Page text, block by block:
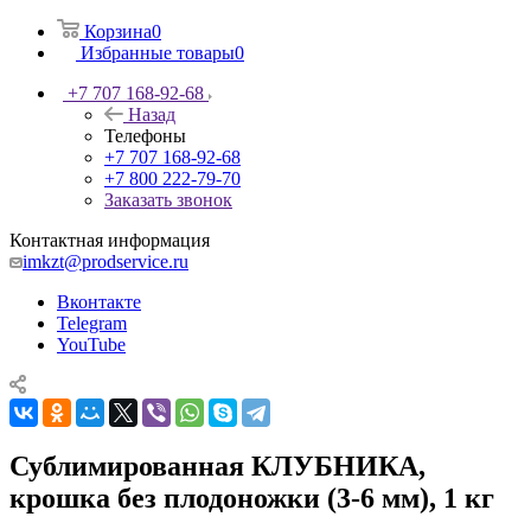
Корзина0
Избранные товары0
+7 707 168-92-68
Назад
Телефоны
+7 707 168-92-68
+7 800 222-79-70
Заказать звонок
Контактная информация
imkzt@prodservice.ru
Вконтакте
Telegram
YouTube
Сублимированная КЛУБНИКА,
крошка без плодоножки (3-6 мм), 1 кг